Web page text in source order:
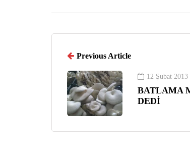
Previous Article
12 Şubat 2013
BATLAMA
DEDİ